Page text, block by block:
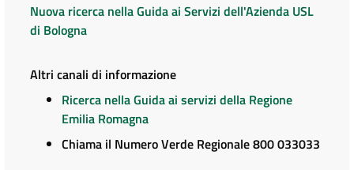
Nuova ricerca nella Guida ai Servizi dell'Azienda USL
di Bologna
Altri canali di informazione
Ricerca nella Guida ai servizi della Regione
Emilia Romagna
Chiama il Numero Verde Regionale 800 033033